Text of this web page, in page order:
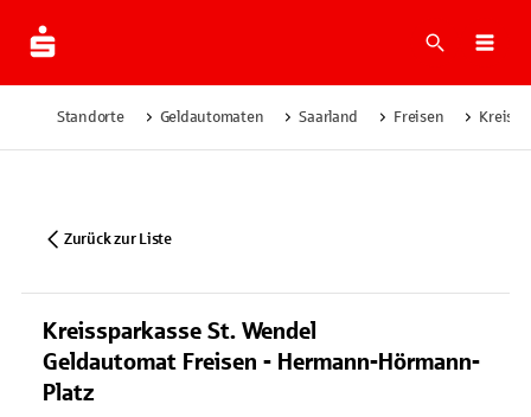
Suche
Standorte Geldautomaten Saarland Freisen
Zurück zur Liste
Kreissparkasse St. Wendel
Geldautomat Freisen - Hermann-Hörmann-
Platz